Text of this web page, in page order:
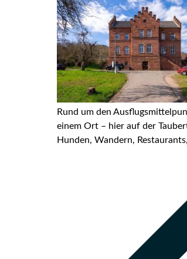
Rund um den
einem Ort – hier auf der
Hunden, Wandern,